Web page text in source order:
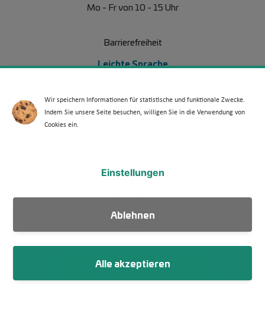
Mo - Fr von 10 - 15 Uhr
Barrierefreiheit
Leichte Sprache
Barriere melden
Über uns
Newsletter abonnieren
Wir speichern Informationen für statistische und funktionale Zwecke.
Indem Sie unsere Seite besuchen, willigen Sie in die Verwendung von
Cookies ein.
Ablehnen
Einstellungen
Alle akzeptieren